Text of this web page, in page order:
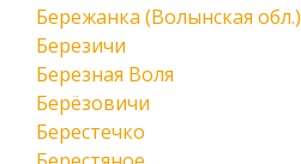
Бережанка (Волынская обл.)
Березичи
Березная Воля
Берёзовичи
Берестечко